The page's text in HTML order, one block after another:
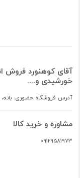
آقای کوهنورد فروش
خورشیدی و....
آدرس فروشگاه حضوری: بانه،
مشاوره و خرید کالا
09129581973